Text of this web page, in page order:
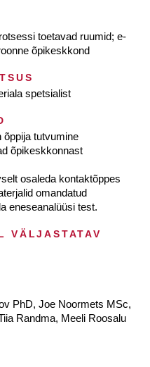
toetavad ruumid; e-
õpikeskkond
spetsialist
tutvumine
õpikeskkonnast
osaleda kontaktõppes
omandatud
eneseanalüüsi test.
VÄLJASTATAV
PhD, Joe Noormets MSc,
Randma, Meeli Roosalu